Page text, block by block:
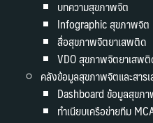
บทความสุขภาพจิต
Infographic สุขภาพจิต
สื่อสุขภาพจิตยาเสพติด
VDO สุขภาพจิตยาเสพ
คลังข้อมูลสุขภาพจิตและสาร
Dashboard ข้อมูลสุขภ
ทำเนียบเครือข่ายทีม